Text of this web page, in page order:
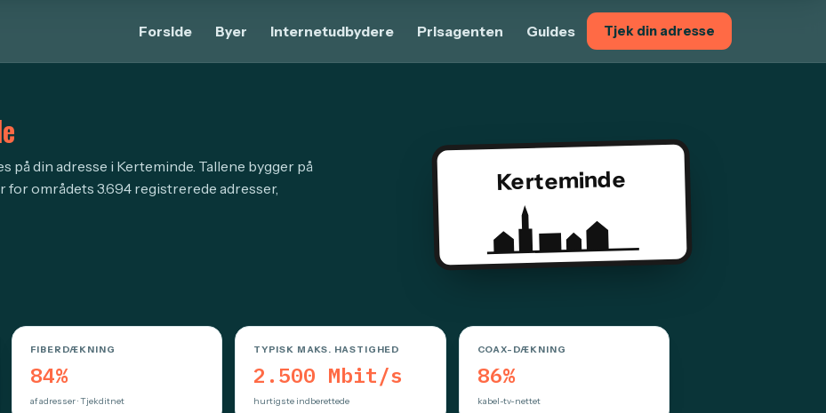
Forside Byer Internetudbydere Prisagenten Guides Tjek din adresse
på din adresse i Kerteminde. Tallene bygger på
områdets 3.694 registrerede adresser,
Kerteminde
FIBERDÆKNING
84%
af adresser · Tjekditnet
TYPISK MAKS. HASTIGHED
2.500 Mbit/s
hurtigste indberettede
COAX-DÆKNING
86%
kabel-tv-nettet